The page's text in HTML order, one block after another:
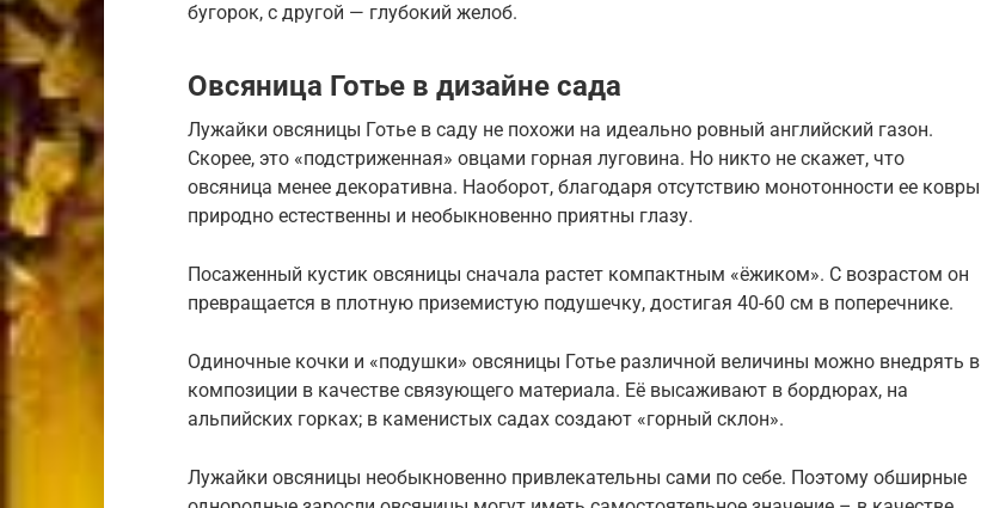
бугорок, с другой — глубокий желоб.
Овсяница Готье в дизайне сада
Лужайки овсяницы Готье в саду не похожи на идеально ровный английский газон.
Скорее, это «подстриженная» овцами горная луговина. Но никто не скажет, что
овсяница менее декоративна. Наоборот, благодаря отсутствию монотонности ее ковры
природно естественны и необыкновенно приятны глазу.
Посаженный кустик овсяницы сначала растет компактным «ёжиком». С возрастом он
превращается в плотную приземистую подушечку, достигая 40-60 см в поперечнике.
Одиночные кочки и «подушки» овсяницы Готье различной величины можно внедрять в
композиции в качестве связующего материала. Её высаживают в бордюрах, на
альпийских горках; в каменистых садах создают «горный склон».
Лужайки овсяницы необыкновенно привлекательны сами по себе. Поэтому обширные